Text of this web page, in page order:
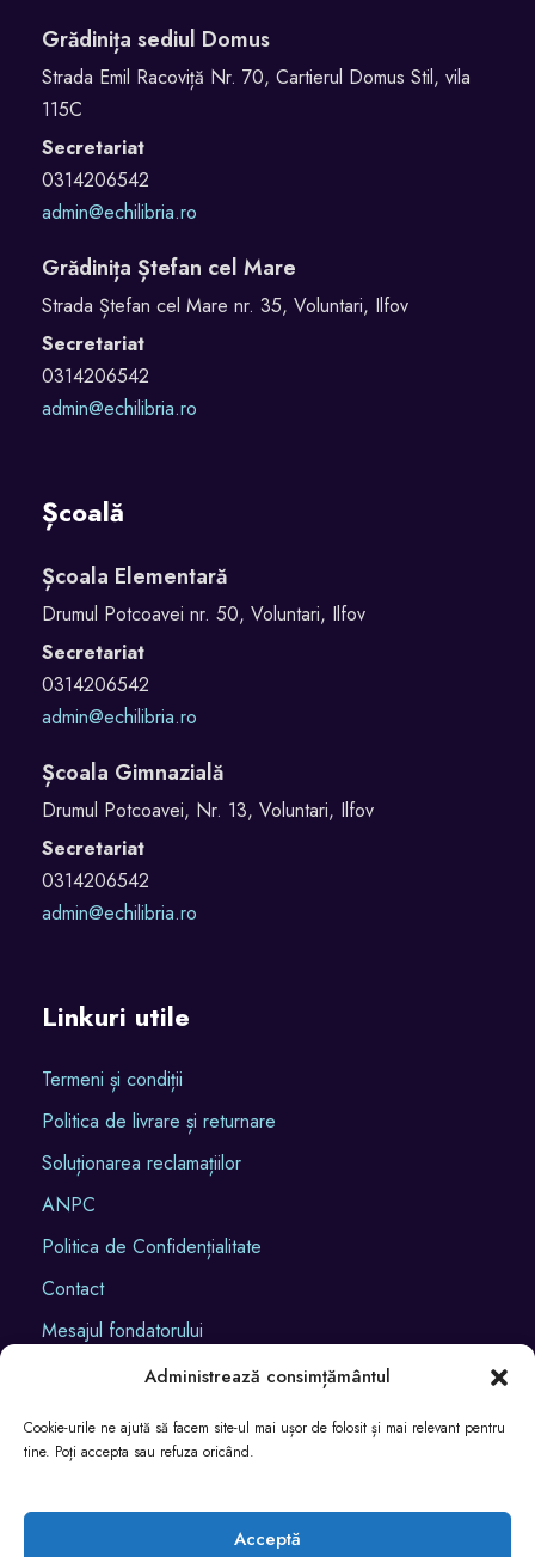
Administrează consimțământul
Cookie-urile ne ajută să facem site-ul mai ușor de folosit și mai relevant pentru
tine. Poți accepta sau refuza oricând.
Acceptă
Grădinița sediul Domus
Strada Emil Racoviță Nr. 70, Cartierul Domus Stil, vila
115C
Secretariat
0314206542
admin@echilibria.ro
Grădinița Ștefan cel Mare
Strada Ștefan cel Mare nr. 35, Voluntari, Ilfov
Secretariat
0314206542
admin@echilibria.ro
Școală
Școala Elementară
Drumul Potcoavei nr. 50, Voluntari, Ilfov
Secretariat
0314206542
admin@echilibria.ro
Școala Gimnazială
Drumul Potcoavei, Nr. 13, Voluntari, Ilfov
Secretariat
0314206542
admin@echilibria.ro
Linkuri utile
Termeni și condiții
Politica de livrare și returnare
Soluționarea reclamațiilor
ANPC
Politica de Confidențialitate
Contact
Mesajul fondatorului
Ce înseamnă educația Montessori
Hrană